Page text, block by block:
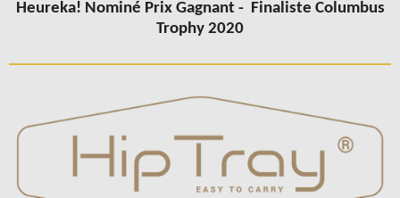
Heureka! Nominé Prix Gagnant - Finaliste Columbus
Trophy 2020